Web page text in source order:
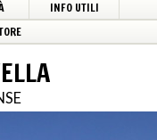
INFO UTILI